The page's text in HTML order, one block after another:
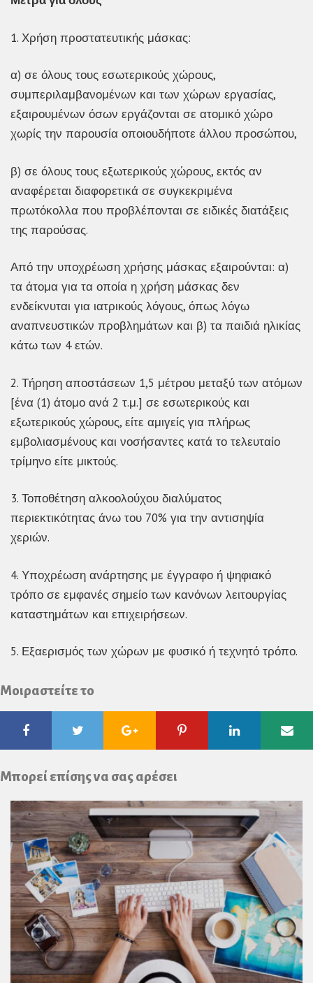
1. Χρήση προστατευτικής μάσκας:
α) σε όλους τους εσωτερικούς χώρους,
συμπεριλαμβανομένων και των χώρων εργασίας,
εξαιρουμένων όσων εργάζονται σε ατομικό χώρο
χωρίς την παρουσία οποιουδήποτε άλλου προσώπου,
β) σε όλους τους εξωτερικούς χώρους, εκτός αν
αναφέρεται διαφορετικά σε συγκεκριμένα
πρωτόκολλα που προβλέπονται σε ειδικές διατάξεις
της παρούσας.
Από την υποχρέωση χρήσης μάσκας εξαιρούνται: α)
τα άτομα για τα οποία η χρήση μάσκας δεν
ενδείκνυται για ιατρικούς λόγους, όπως λόγω
αναπνευστικών προβλημάτων και β) τα παιδιά ηλικίας
κάτω των 4 ετών.
2. Τήρηση αποστάσεων 1,5 μέτρου μεταξύ των ατόμων
[ένα (1) άτομο ανά 2 τ.μ.] σε εσωτερικούς και
εξωτερικούς χώρους, είτε αμιγείς για πλήρως
εμβολιασμένους και νοσήσαντες κατά το τελευταίο
τρίμηνο είτε μικτούς.
3. Τοποθέτηση αλκοολούχου διαλύματος
περιεκτικότητας άνω του 70% για την αντισηψία
χεριών.
4. Υποχρέωση ανάρτησης με έγγραφο ή ψηφιακό
τρόπο σε εμφανές σημείο των κανόνων λειτουργίας
καταστημάτων και επιχειρήσεων.
5. Εξαερισμός των χώρων με φυσικό ή τεχνητό τρόπο.
Μοιραστείτε το
FacebookTwitter Google
Plus
Pinterest Linkedin
Μπορεί επίσης να σας αρέσει